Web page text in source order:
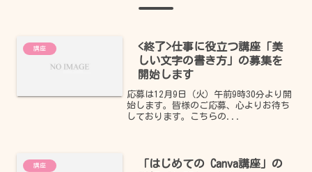
講座
<終了>仕事に役立つ講座「美
しい文字の書き方」の募集を
開始します
応募は12月9日（火）午前9時30分より開
始します。皆様のご応募、心よりお待ち
しております。こちらの...
講座
「はじめての Canva講座」の